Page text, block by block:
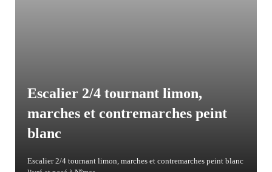
Escalier 2/4 tournant limon,
marches et contremarches peint
blanc
Escalier 2/4 tournant limon, marches et contremarches peint blanc